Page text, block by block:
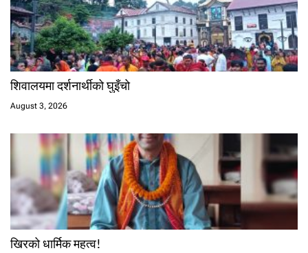
शिवालयमा दर्शनार्थीको घुइँचो
August 3, 2026
खिरको धार्मिक महत्व!